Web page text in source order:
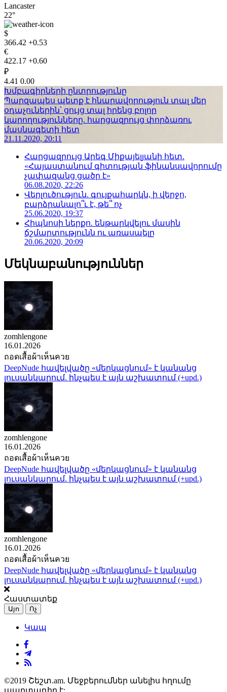
Lancaster
22°
$
366.42 +0.53
€
422.17 +0.60
₽
4.41 0.00
Խմբագիրների ընտրությունը
Պարզապես պետք է հնարավորություն տալ մեր
օդաչուներին՝ ցույց տալ իրենց բոլոր
կարողությունները. հարցազրույց փորձառու
մասնագետի հետ
21.11.2020, 20:11
Հարցազրույց Արեգ Միքայելյանի հետ.
«Հայաստանում գիտության ֆինանսավորումը
չափազանց ցածր է»
06.08.2020, 22:26
Վերլուծություն. գույքահարկն, ի վերջո,
բարձրանալո՞ւ է, թե՞ ոչ
25.06.2020, 19:37
Հիպնոսի ներքո. ենթարկվելու մասին
ճշմարտությունն ու առասպելը
20.06.2020, 20:09
Մեկնաբանություններ
zomhlengone
16.01.2026
ถอดเสื้อผ้าเห็นควย
DeepNude հավելվածը «մերկացնում» է կանանց
լուսանկարում. ինչպես է այն աշխատում (+upd.)
zomhlengone
16.01.2026
ถอดเสื้อผ้าเห็นควย
DeepNude հավելվածը «մերկացնում» է կանանց
լուսանկարում. ինչպես է այն աշխատում (+upd.)
zomhlengone
16.01.2026
ถอดเสื้อผ้าเห็นควย
DeepNude հավելվածը «մերկացնում» է կանանց
լուսանկարում. ինչպես է այն աշխատում (+upd.)
Հաստատեք
Այո Ոչ
Կապ
©2019 Շեշտ.am. Մեջբերումներ անելիս հղումը
պարտադիր է: